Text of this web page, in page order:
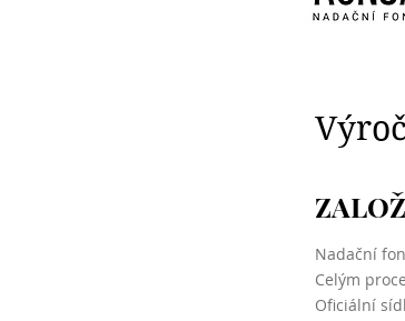
Nadační
Celým
Oficiální